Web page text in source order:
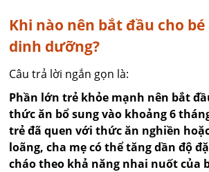
Khi nào nên bắt đầu cho bé
dinh dưỡng?
Câu trả lời ngắn gọn là:
Phần lớn trẻ khỏe mạnh nên bắt
thức ăn bổ sung vào khoảng 6
trẻ đã quen với thức ăn nghiền
loãng, cha mẹ có thể tăng dần độ
cháo theo khả năng nhai nuốt của